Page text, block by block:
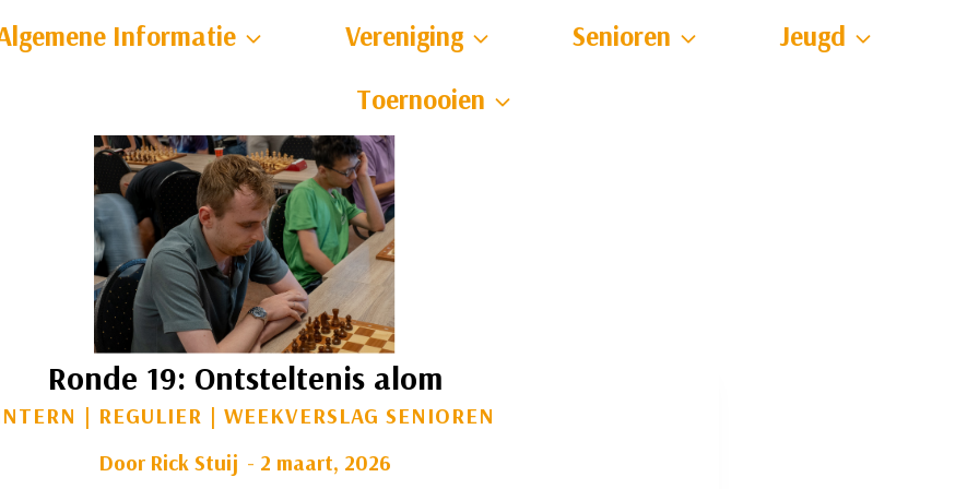
Informatie Vereniging Senioren
Jeugd
Toernooien
Ronde 19: Ontsteltenis alom
| REGULIER | WEEKVERSLAG SENIOREN
Door Rick Stuij 2 maart, 2026